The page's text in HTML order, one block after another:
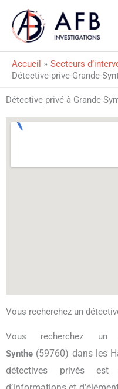
contenu
Accueil
Secteurs
Détective-prive-Grande-
Détective privé à Grande-
Vous recherchez un
Vous recherchez un
Synthe (59760) dans les
détectives privés